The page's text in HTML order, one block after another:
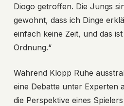
Diogo getroffen. Die Jungs
gewohnt, dass ich Dinge
einfach keine Zeit, und das
Ordnung.“
Während Klopp Ruhe
eine Debatte unter Experten
die Perspektive eines